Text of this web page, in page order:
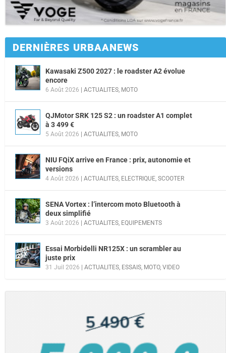
DERNIÈRES URBAANEWS
Kawasaki Z500 2027 : le roadster A2 évolue
encore
6 Août 2026 ACTUALITES, MOTO
QJMotor SRK 125 S2 : un roadster A1 complet
à 3 499 €
5 Août 2026 ACTUALITES, MOTO
NIU FQiX arrive en France : prix, autonomie et
versions
4 Août 2026 ACTUALITES, ELECTRIQUE, SCOOTER
SENA Vortex : l’intercom moto Bluetooth à
deux simplifié
3 Août 2026 ACTUALITES, EQUIPEMENTS
Essai Morbidelli NR125X : un scrambler au
juste prix
31 Juil 2026 ACTUALITES, ESSAIS, MOTO, VIDEO